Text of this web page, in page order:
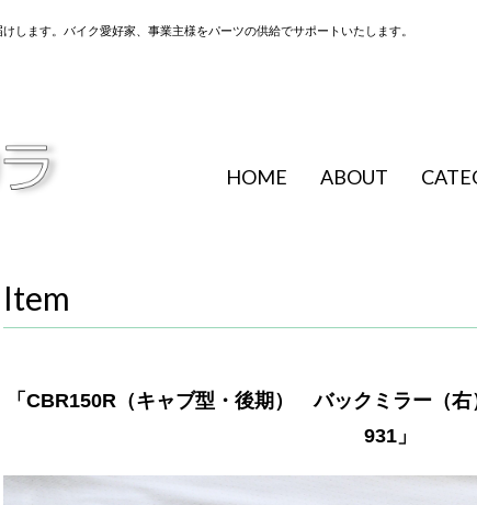
ます。バイク愛好家、事業主様をパーツの供給でサポートいたします。
HOME ABOUT
Item
「CBR150R（キャブ型・後期） バックミラー（
931」